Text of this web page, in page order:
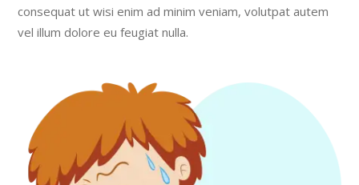
consequat ut wisi enim ad minim veniam, volutpat autem
vel illum dolore eu feugiat nulla.